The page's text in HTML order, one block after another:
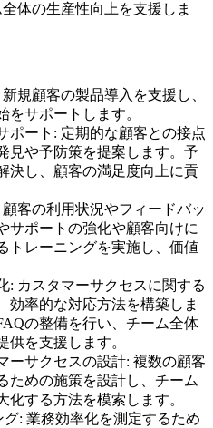
体の生産性向上を支援しま
規顧客の製品導入を支援し、
をサポートします。
ポート: 定期的な顧客との接点
見や予防策を提案します。予
決し、顧客の満足度向上に貢
客の利用状況やフィードバッ
サポートの強化や顧客向けに
トレーニングを実施し、価値
: カスタマーサクセスに関する
効率的な対応方法を構築しま
の整備を行い、チーム全体
供を支援します。
ーサクセスの設計: 複数の顧客
ための施策を設計し、チーム
化する方法を模索します。
: 業務効率化を測定するため